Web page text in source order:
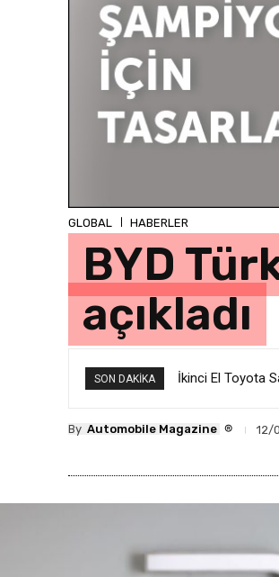
GLOBAL HABERLER
BYD
açıkladı
SON DAKIKA İkinci El Toyota
By Automobile Magazine ® 12/